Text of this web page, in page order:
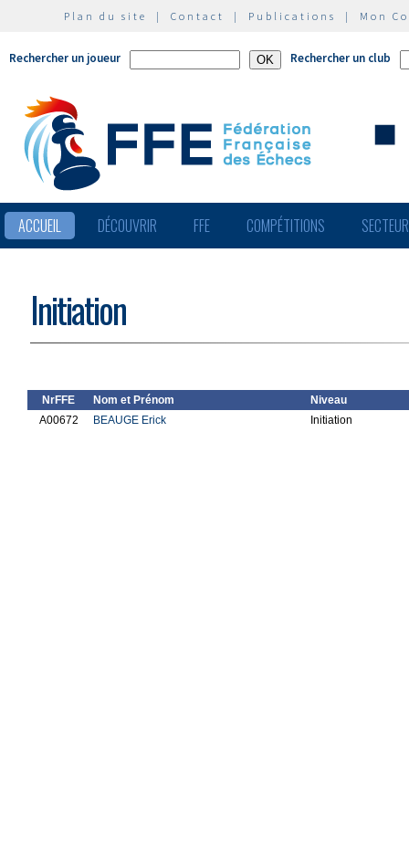
Plan du site | Contact | Publications | Mon
Rechercher un joueur Rechercher un club
ACCUEIL DÉCOUVRIR FFE COMPÉTITIONS
Initiation
NrFFE Nom et Prénom
Niveau
A00672
BEAUGE Erick Initiation